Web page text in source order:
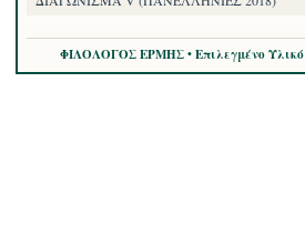
ΦΙΛΟΛΟΓΟΣ ΕΡΜΗΣ • Επιλεγμένο Υλικό